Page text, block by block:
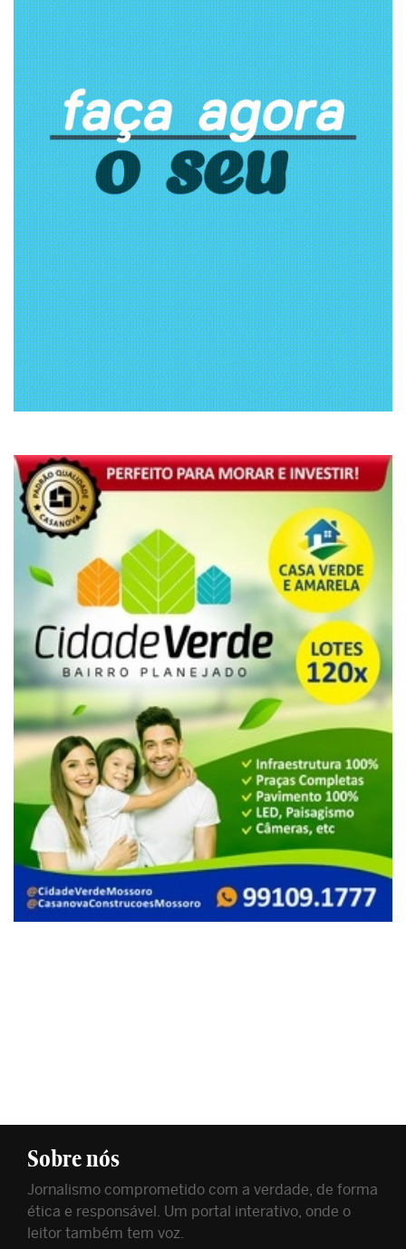
Sobre nós
Jornalismo comprometido com a verdade, de forma
ética e responsável. Um portal interativo, onde o
leitor também tem voz.